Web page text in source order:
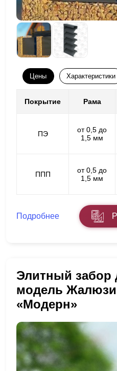
Цены Характеристики
Покрытие Рама
ПЭ
от 0,5 до
1,5 мм
ППП
от 0,5 до
1,5 мм
Подробнее
Элитный забор
модель Жалюзи
«Модерн»